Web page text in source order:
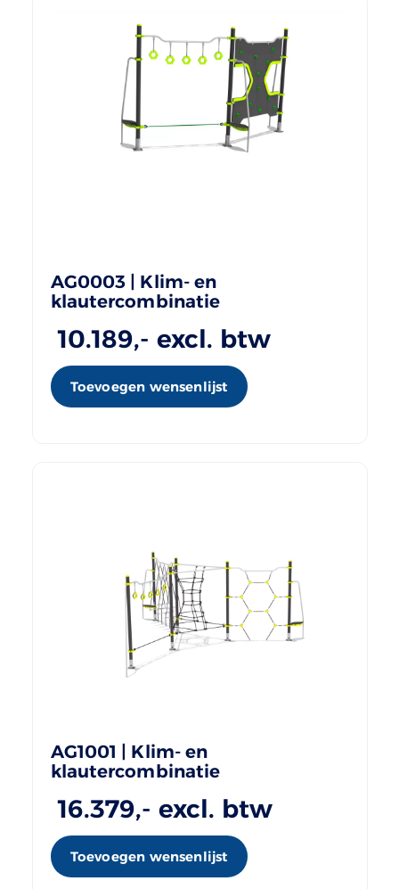
AG0003 | Klim- en
klautercombinatie
10.189,- excl. btw
Toevoegen wensenlijst
AG1001 | Klim- en
klautercombinatie
16.379,- excl. btw
Toevoegen wensenlijst